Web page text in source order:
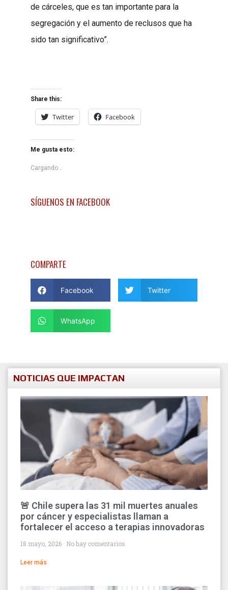
de cárceles, que es tan importante para la
segregación y el aumento de reclusos que ha
sido tan significativo”.
Share this:
Twitter Facebook
Me gusta esto:
Cargando...
SÍGUENOS EN FACEBOOK
COMPARTE
Facebook Twitter
WhatsApp
NOTICIAS QUE IMPACTAN
🚨 Chile supera las 31 mil muertes anuales
por cáncer y especialistas llaman a
fortalecer el acceso a terapias innovadoras
18 mayo, 2026 No hay comentarios
Leer más